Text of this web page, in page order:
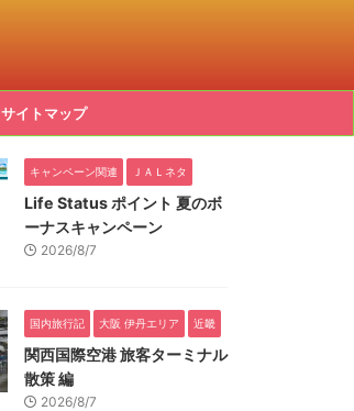
サイトマップ
キャンペーン関連 ＪＡＬネタ
Life Status ポイント 夏のボ
ーナスキャンペーン
2026/8/7
国内旅行記 大阪 伊丹エリア 近畿
関西国際空港 旅客ターミナル
散策 編
2026/8/7